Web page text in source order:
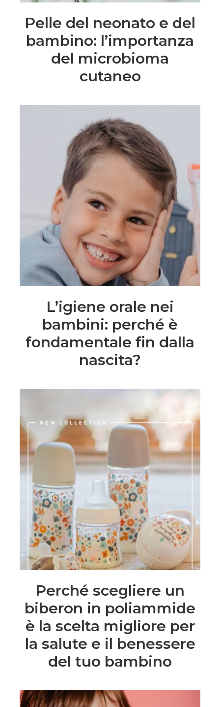
Pelle del neonato e del
bambino: l’importanza
del microbioma
cutaneo
L’igiene orale nei
bambini: perché è
fondamentale fin dalla
nascita?
Perché scegliere un
biberon in poliammide
è la scelta migliore per
la salute e il benessere
del tuo bambino